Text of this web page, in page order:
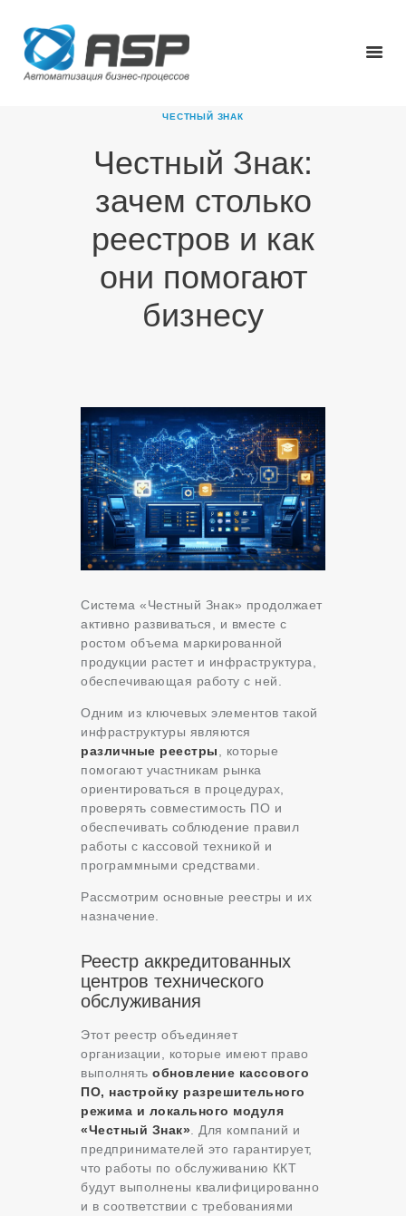
ЧЕСТНЫЙ ЗНАК
Честный Знак:
зачем столько
реестров и как
они помогают
бизнесу
ГЛАВНАЯ
О КОМПАНИИ
НОВОСТИ
КАРЬЕРА
ПАРТНЕРЫ
КОНТАКТЫ
Система «Честный Знак» продолжает
активно развиваться, и вместе с
ростом объема маркированной
продукции растет и инфраструктура,
обеспечивающая работу с ней.
Одним из ключевых элементов такой
инфраструктуры являются
различные реестры , которые
помогают участникам рынка
ориентироваться в процедурах,
проверять совместимость ПО и
обеспечивать соблюдение правил
работы с кассовой техникой и
программными средствами.
Рассмотрим основные реестры и их
назначение.
Реестр аккредитованных
центров технического
обслуживания
Этот реестр объединяет
организации, которые имеют право
выполнять обновление кассового
ПО, настройку разрешительного
режима и локального модуля
«Честный Знак» . Для компаний и
предпринимателей это гарантирует,
что работы по обслуживанию ККТ
будут выполнены квалифицированно
и в соответствии с требованиями